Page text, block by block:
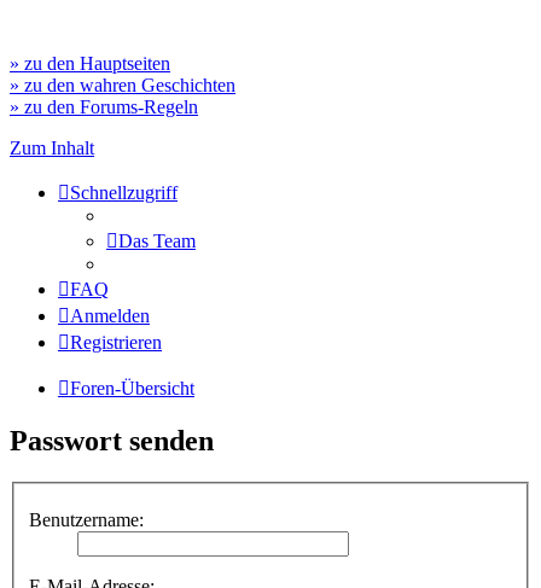
» zu den Hauptseiten
» zu den wahren Geschichten
» zu den Forums-Regeln
Zum Inhalt
Schnellzugriff
Das Team
FAQ
Anmelden
Registrieren
Foren-Übersicht
Passwort senden
Benutzername: